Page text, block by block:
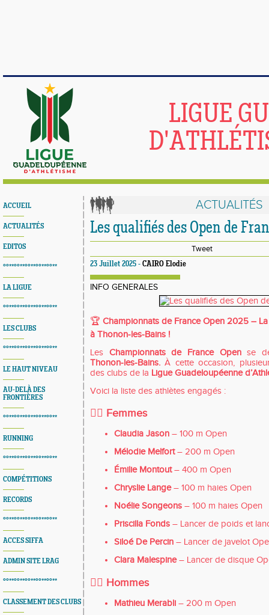
LIGUE
ACCUEIL
ACTUALITÉS
EDITOS
°°**°°**°°**°°**°°**
LA LIGUE
°°**°°**°°**°°**°°**
LES CLUBS
°°**°°**°°**°°**°°**
LE HAUT NIVEAU
AU-DELÀ DES
FRONTIÈRES
°°**°°**°°**°°**°°**
RUNNING
°°**°°**°°**°°**°°**
COMPÉTITIONS
RECORDS
°°**°°**°°**°°**°°**
ACCES SIFFA
ADMIN SITE LRAG
°°**°°**°°**°°**°°**
CLASSEMENT DES CLUBS
ACTUALITÉS
Les qualifiés des Open de
Tweet
23 Juillet 2025 - CAIRO Elodie
INFO GENERALES
🏆 Championnats de France Open 2025 –
à Thonon-les-Bains !
Les Championnats de France Opense
Thonon-les-Bains. À cette occasion,
des clubs de la Ligue Guadeloupéenne
Voici la liste des athlètes engagés :
🏃‍♀️ Femmes
Claudia Jason – 100 m Open
Mélodie Melfort– 200 m Open
Émilie Montout– 400 m Open
Chryslie Lange– 100 m haies Open
Noélie Songeons – 100 m haies Open
Priscilla Fonds – Lancer de poids et
Siloé De Percin – Lancer de javelot
Clara Malespine– Lancer de disque
🏃‍♂️ Hommes
Mathieu Merabli – 200 m Open